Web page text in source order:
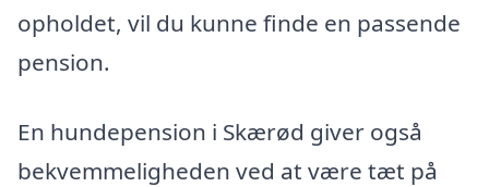
opholdet, vil du kunne finde en passende
pension.
En hundepension i Skærød giver også
bekvemmeligheden ved at være tæt på